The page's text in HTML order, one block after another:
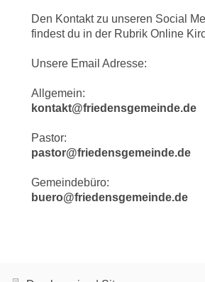
Den Kontakt zu unseren Social
findest du in der Rubrik Online
Unsere Email Adresse:
Allgemein:
kontakt@friedensgemeinde.de
Pastor:
pastor@friedensgemeinde.de
Gemeindebüro:
buero@friedensgemeinde.de